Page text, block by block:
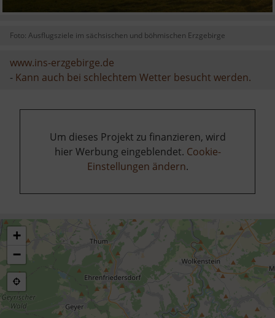
Foto: Ausflugsziele im sächsischen und böhmischen Erzgebirge
www.ins-erzgebirge.de
- Kann auch bei schlechtem Wetter besucht werden.
Um dieses Projekt zu finanzieren, wird
hier Werbung eingeblendet. Cookie-
Einstellungen ändern.
+
−